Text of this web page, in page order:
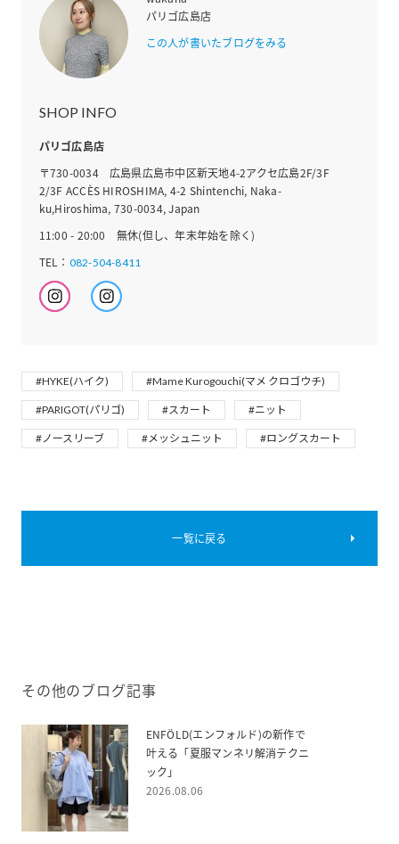
パリゴ広島店
この人が書いたブログをみる
SHOP INFO
パリゴ広島店
〒730-0034 広島県広島市中区新天地4-2アクセ広島2F/3F
2/3F ACCÈS HIROSHIMA, 4-2 Shintenchi, Naka-
ku,Hiroshima, 730-0034, Japan
11:00 - 20:00 無休(但し、年末年始を除く)
TEL： 082-504-8411
#HYKE(ハイク) #Mame Kurogouchi(マメ クロゴウチ)
#PARIGOT(パリゴ) #スカート #ニット
#ノースリーブ #メッシュニット #ロングスカート
一覧に戻る
その他のブログ記事
ENFÖLD(エンフォルド)の新作で
叶える「夏服マンネリ解消テクニ
ック」
2026.08.06